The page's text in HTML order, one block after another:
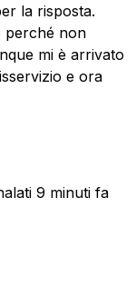
la risposta.
perché non
mi è arrivato
e ora
9 minuti fa